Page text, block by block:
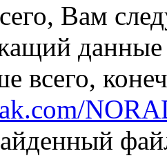
Вам
данные
всего,